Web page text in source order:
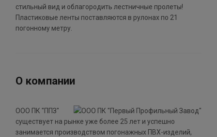
стильный вид и облагородить лестничные пролеты!
Пластиковые ленты поставляются в рулонах по 21
погонному метру.
О компании
ООО ПК "ППЗ"
существует на рынке уже более 25 лет и успешно
занимается производством погонажных ПВХ-изделий,